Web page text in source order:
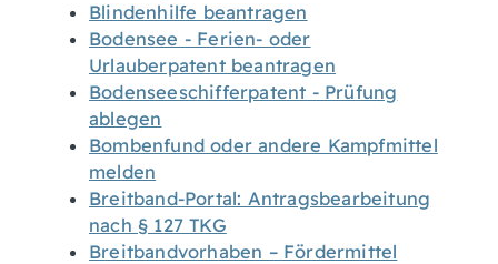
Blindenhilfe beantragen
Bodensee - Ferien- oder
Urlauberpatent beantragen
Bodenseeschifferpatent - Prüfung
ablegen
Bombenfund oder andere Kampfmittel
melden
Breitband-Portal: Antragsbearbeitung
nach § 127 TKG
Breitbandvorhaben – Fördermittel